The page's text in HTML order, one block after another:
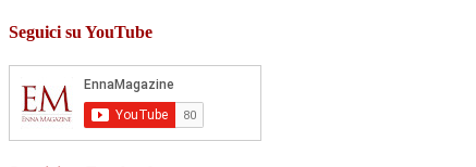
Seguici su YouTube